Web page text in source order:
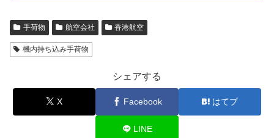
手荷物 航空会社 香港航空
機内持ち込み手荷物
シェアする
X Facebook はてブ
LINE